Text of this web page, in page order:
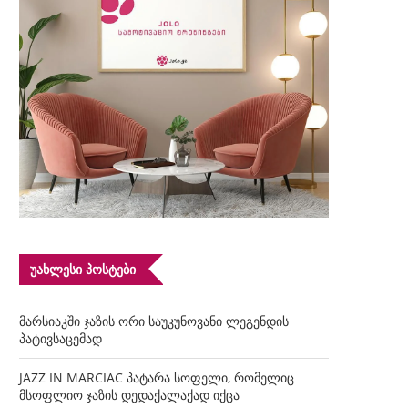
ᲣᲐᲮᲚᲔᲡᲘ ᲞᲝᲡᲢᲔᲑᲘ
მარსიაკში ჯაზის ორი საუკუნოვანი ლეგენდის
პატივსაცემად
JAZZ IN MARCIAC პატარა სოფელი, რომელიც
მსოფლიო ჯაზის დედაქალაქად იქცა